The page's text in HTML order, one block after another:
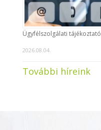
Ügyfélszolgálati tájékoztató
2026.08.04.
További híreink